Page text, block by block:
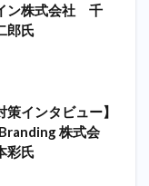
ン株式会社 千
郎氏
策インタビュー】
株式会
彩氏